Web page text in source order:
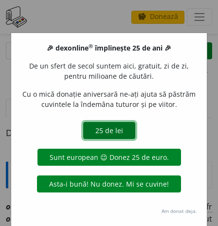
savings Donează
clear
opțiuni
definiții (1)
Definiția cu ID-ul 1155020:
Explicative DEX
odor
fr
odorant
Care răspândește un miros, în special plăcut
🎉 dexonline® împlinește 25 de ani 🎉
De un sfert de secol suntem aici, gratuit, zi de zi,
pentru milioane de căutări.
Cu o mică donație aniversară ne-ați ajuta să păstrăm
cuvintele la îndemâna tuturor și pe viitor.
Am donat deja.